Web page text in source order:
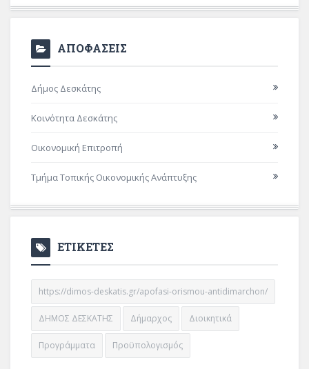
ΑΠΟΦΑΣΕΙΣ
Δήμος Δεσκάτης
Κοινότητα Δεσκάτης
Οικονομική Επιτροπή
Τμήμα Τοπικής Οικονομικής Ανάπτυξης
ΕΤΙΚΕΤΕΣ
https://dimos-deskatis.gr/apofasi-orismou-antidimarchon/
ΔΗΜΟΣ ΔΕΣΚΑΤΗΣ Δήμαρχος Διοικητικά
Προγράμματα Προϋπολογισμός